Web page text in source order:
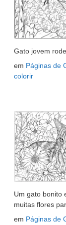
Gato jovem
em Páginas de
colorir
Um gato bonito
muitas flores
em Páginas de